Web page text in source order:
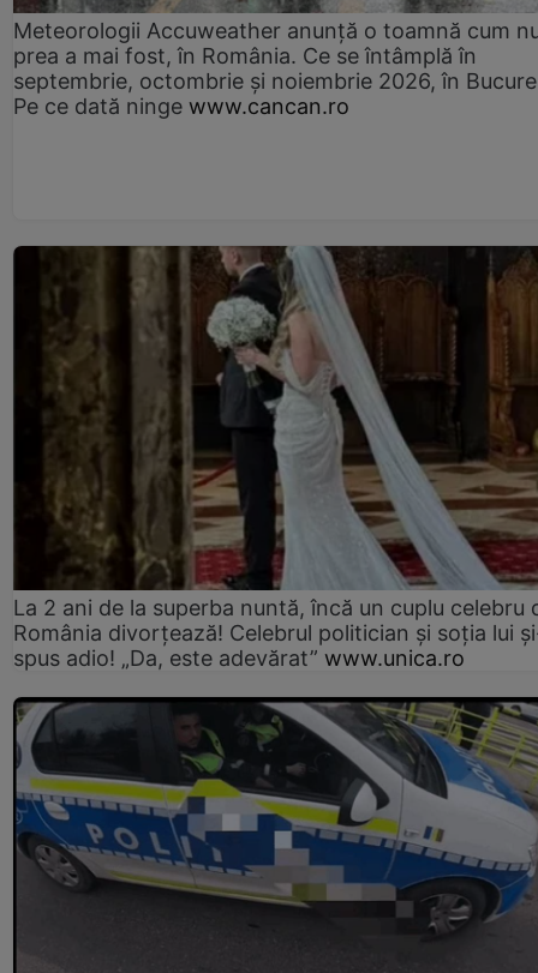
Meteorologii Accuweather anunță o toamnă cum
prea a mai fost, în România. Ce se întâmplă în
septembrie, octombrie și noiembrie 2026, în
Pe ce dată ninge www.cancan.ro
La 2 ani de la superba nuntă, încă un cuplu celebru
România divorțează! Celebrul politician și soția lui
spus adio! „Da, este adevărat” www.unica.ro